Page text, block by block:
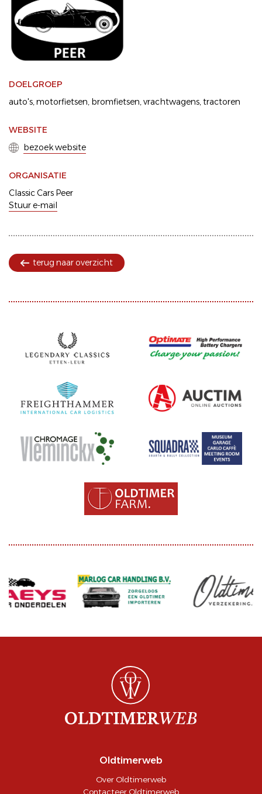
DOELGROEP
auto's motorfietsen bromfietsen vrachtwagens tractoren
WEBSITE
bezoek website
ORGANISATIE
Classic Cars Peer
Stuur e-mail
terug naar overzicht
Oldtimerweb
Over Oldtimerweb
Contacteer Oldtimerweb